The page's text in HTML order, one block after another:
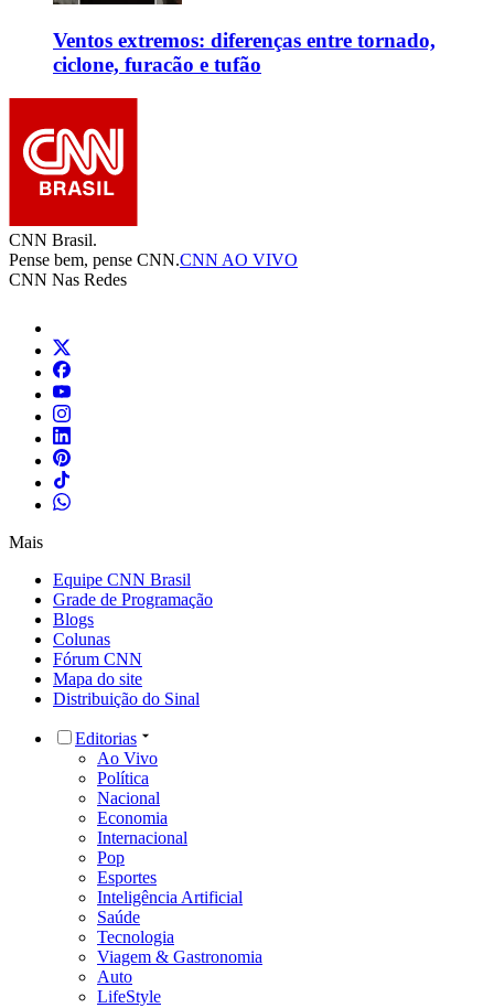
Ventos extremos: diferenças entre tornado,
ciclone, furacão e tufão
CNN Brasil.
Pense bem, pense CNN.CNN AO VIVO
CNN Nas Redes
Mais
Equipe CNN Brasil
Grade de Programação
Blogs
Colunas
Fórum CNN
Mapa do site
Distribuição do Sinal
Editorias
Ao Vivo
Política
Nacional
Economia
Internacional
Pop
Esportes
Inteligência Artificial
Saúde
Tecnologia
Viagem & Gastronomia
Auto
LifeStyle